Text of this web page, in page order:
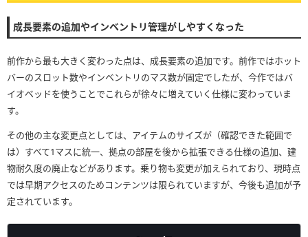
成長要素の追加やインベントリ管理がしやすくなった
前作から最も大きく変わった点は、成長要素の追加です。前作ではホット
バーのスロット数やインベントリのマス数が固定でしたが、今作ではバ
イオベッドを使うことでこれらが徐々に増えていく仕様に変わっていま
す。
その他の主な変更点としては、アイテムのサイズが（確認できた範囲で
は）すべて1マスに統一、拠点の部屋を後から拡張できる仕様の追加、建
物耐久度の廃止などがあります。乗り物も変更が加えられており、現時点
では早期アクセスのためコンテンツは限られていますが、今後も追加が予
定されています。